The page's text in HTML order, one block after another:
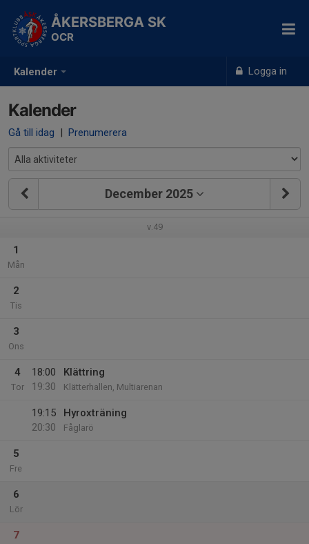
Kalender Logga in
ÅKERSBERGA SK
OCR
Kalender
Gå till idag | Prenumerera
December 2025
v.49
1
Mån
2
Tis
3
Ons
4
Tor
18:00
19:30
Klättring
Klätterhallen, Multiarenan
19:15
20:30
Hyroxträning
Fåglarö
5
Fre
6
Lör
7